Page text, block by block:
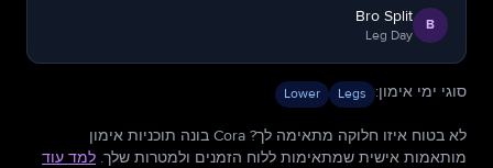
B
Bro Split
Leg Day
סוגי ימי אימון:
Legs
Lower
לא בטוח איזו חלוקה מתאימה לך? Cora בונה תוכניות אימון
מותאמות אישית שמתאימות ללוח הזמנים ולמטרות שלך. למד עוד